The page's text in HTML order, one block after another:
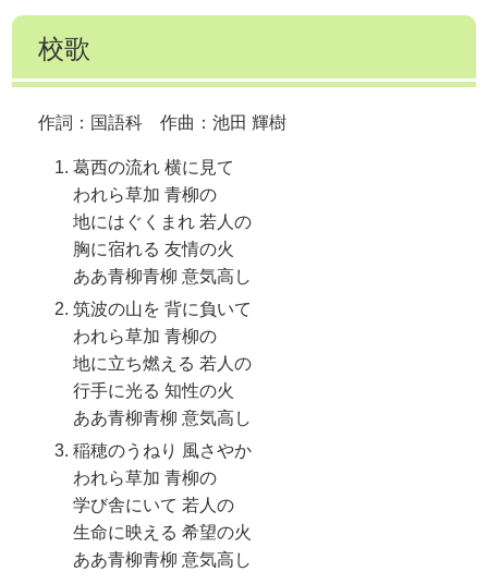
校歌
作詞：国語科 作曲：池田 輝樹
葛西の流れ 横に見て
われら草加 青柳の
地にはぐくまれ 若人の
胸に宿れる 友情の火
ああ青柳青柳 意気高し
筑波の山を 背に負いて
われら草加 青柳の
地に立ち燃える 若人の
行手に光る 知性の火
ああ青柳青柳 意気高し
稲穂のうねり 風さやか
われら草加 青柳の
学び舎にいて 若人の
生命に映える 希望の火
ああ青柳青柳 意気高し